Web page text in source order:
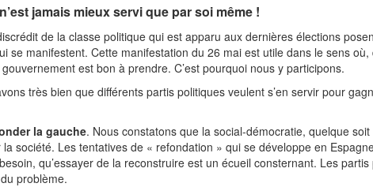
jamais mieux servi que par soi même !
de la classe politique qui est apparu aux dernières élections
se manifestent. Cette manifestation du 26 mai est utile dans le sens où,
est bon à prendre. C’est pourquoi nous y participons.
très bien que différents partis politiques veulent s’en servir pour
la gauche. Nous constatons que la social-démocratie, quelque
société. Les tentatives de « refondation » qui se développe en
qu’essayer de la reconstruire est un écueil consternant. Les
problème.